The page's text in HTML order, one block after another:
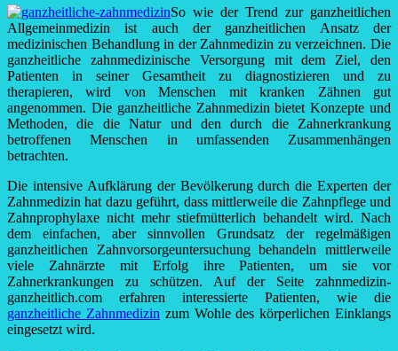
So wie der Trend zur ganzheitlichen
Allgemeinmedizin ist auch der ganzheitlichen Ansatz der
medizinischen Behandlung in der Zahnmedizin zu verzeichnen. Die
ganzheitliche zahnmedizinische Versorgung mit dem Ziel, den
Patienten in seiner Gesamtheit zu diagnostizieren und zu
therapieren, wird von Menschen mit kranken Zähnen gut
angenommen. Die ganzheitliche Zahnmedizin bietet Konzepte und
Methoden, die die Natur und den durch die Zahnerkrankung
betroffenen Menschen in umfassenden Zusammenhängen
betrachten.
Die intensive Aufklärung der Bevölkerung durch die Experten der
Zahnmedizin hat dazu geführt, dass mittlerweile die Zahnpflege und
Zahnprophylaxe nicht mehr stiefmütterlich behandelt wird. Nach
dem einfachen, aber sinnvollen Grundsatz der regelmäßigen
ganzheitlichen Zahnvorsorgeuntersuchung behandeln mittlerweile
viele Zahnärzte mit Erfolg ihre Patienten, um sie vor
Zahnerkrankungen zu schützen. Auf der Seite zahnmedizin-
ganzheitlich.com erfahren interessierte Patienten, wie die
ganzheitliche Zahnmedizin zum Wohle des körperlichen Einklangs
eingesetzt wird.